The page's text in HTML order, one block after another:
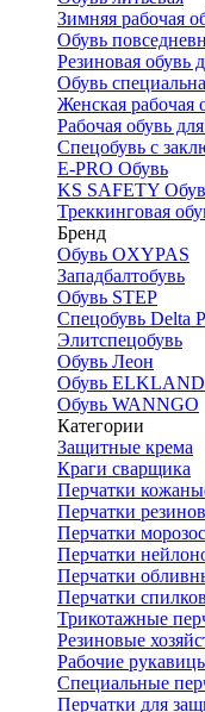
Зимняя рабочая
Обувь
Резиновая обувь
Обувь
Женская рабочая
Рабочая обувь
Спецобувь с
E-PRO Обувь
KS SAFETY
Треккинговая
Бренд
Обувь OXYPAS
Западбалтобувь
Обувь STEP
Спецобувь Delta
Элитспецобувь
Обувь Леон
Обувь ELKLAND
Обувь WANNGO
Категории
Защитные крема
Краги сварщика
Перчатки
Перчатки
Перчатки
Перчатки
Перчатки
Перчатки
Трикотажные
Резиновые
Рабочие
Специальные
Перчатки для